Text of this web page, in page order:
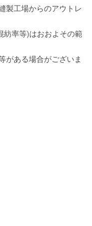
製工場からのアウトレ
紡率等)はおおよその範
がある場合がございま